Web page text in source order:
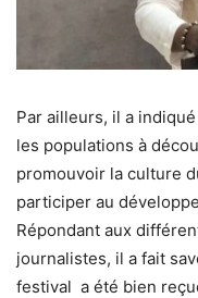
Par ailleurs, il a
les populations à
promouvoir la culture
participer au
Répondant aux
journalistes, il a fait
festival a été bien